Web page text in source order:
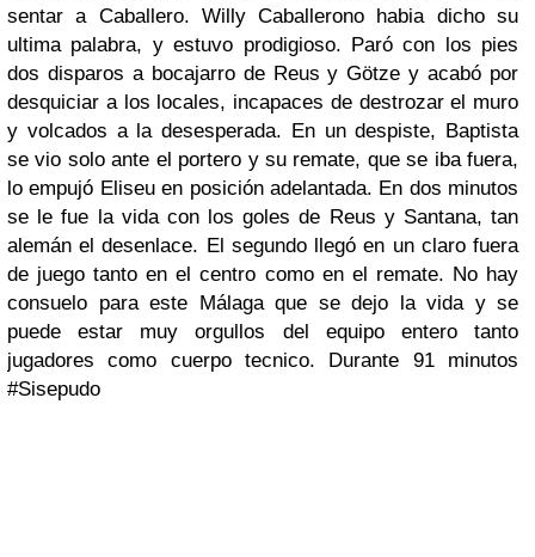
sentar a Caballero. Willy Caballerono habia dicho su
ultima palabra, y estuvo prodigioso. Paró con los pies
dos disparos a bocajarro de Reus y Götze y acabó por
desquiciar a los locales, incapaces de destrozar el muro
y volcados a la desesperada. En un despiste, Baptista
se vio solo ante el portero y su remate, que se iba fuera,
lo empujó Eliseu en posición adelantada. En dos minutos
se le fue la vida con los goles de Reus y Santana, tan
alemán el desenlace. El segundo llegó en un claro fuera
de juego tanto en el centro como en el remate. No hay
consuelo para este Málaga que se dejo la vida y se
puede estar muy orgullos del equipo entero tanto
jugadores como cuerpo tecnico. Durante 91 minutos
#Sisepudo